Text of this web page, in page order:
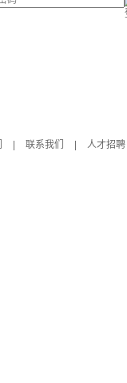
联系我们 人才招聘